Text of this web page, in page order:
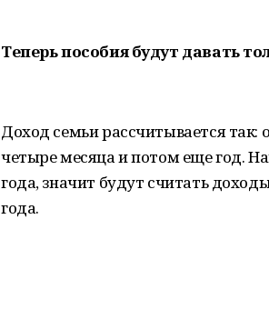
Теперь пособия будут давать
Доход семьи рассчитывается так:
четыре месяца и потом еще год.
года, значит будут считать
года.